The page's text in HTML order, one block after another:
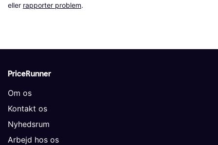
eller rapporter problem.
PriceRunner
Om os
Kontakt os
Nyhedsrum
Arbejd hos os